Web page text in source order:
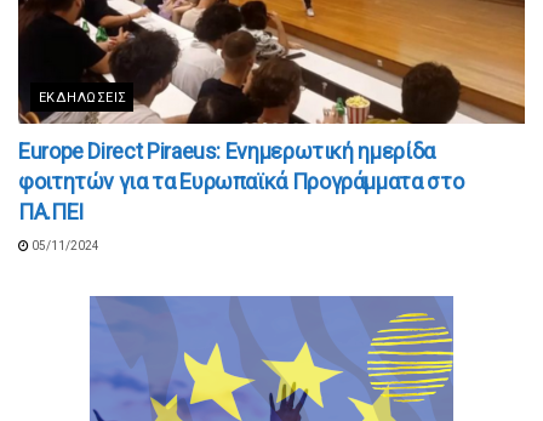
ΕΚΔΗΛΏΣΕΙΣ
Europe Direct Piraeus: Ενημερωτική ημερίδα
φοιτητών για τα Ευρωπαϊκά Προγράμματα στο
ΠΑ.ΠΕΙ
05/11/2024